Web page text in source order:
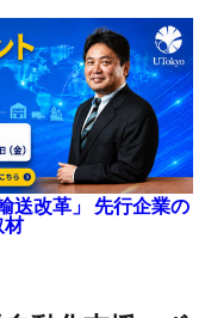
送改革」 先行企業の
材